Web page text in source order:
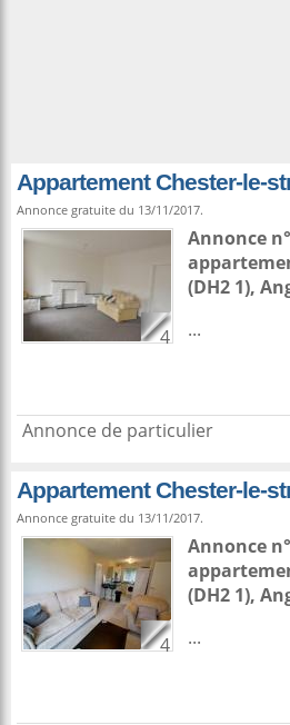
Appartement Chester-le-
Annonce gratuite du 13/11/2017.
4
Annonce
(DH2 1),
...
Annonce de particulier
Appartement Chester-le-
Annonce gratuite du 13/11/2017.
4
Annonce
(DH2 1),
...